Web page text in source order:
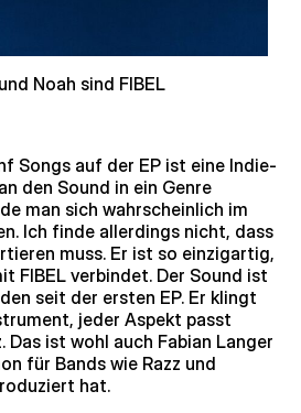
Noah sind FIBEL
Songs auf der EP ist eine Indie-
den Sound in ein Genre
man sich wahrscheinlich im
Ich finde allerdings nicht, dass
muss. Er ist so einzigartig,
FIBEL verbindet. Der Sound ist
seit der ersten EP. Er klingt
jeder Aspekt passt
Das ist wohl auch Fabian Langer
für Bands wie Razz und
hat.